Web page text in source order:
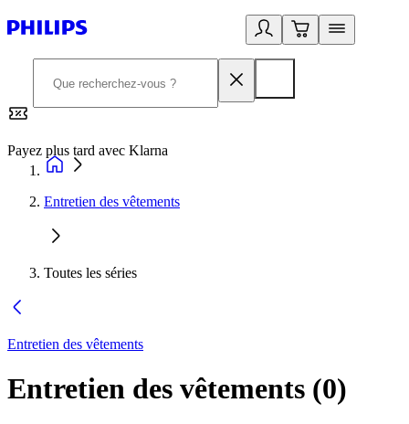
Payez plus tard avec Klarna
Entretien des vêtements
Toutes les séries
Entretien des vêtements
Entretien des vêtements (0)